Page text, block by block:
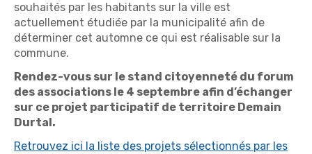
souhaités par les habitants sur la ville est
actuellement étudiée par la municipalité afin de
déterminer cet automne ce qui est réalisable sur la
commune.
Rendez-vous sur le stand citoyenneté du forum
des associations le 4 septembre afin d’échanger
sur ce projet participatif de territoire Demain
Durtal.
Retrouvez ici la liste des projets sélectionnés par les